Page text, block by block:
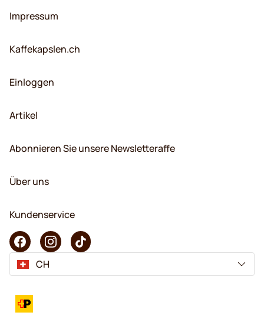
Impressum
Kaffekapslen.ch
Einloggen
Artikel
Abonnieren Sie unsere Newsletteraffe
Über uns
Kundenservice
CH